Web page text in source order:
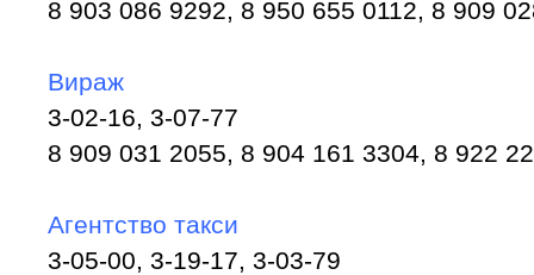
8 903 086 9292, 8 950 655 0112, 8 909
Вираж
3-02-16, 3-07-77
8 909 031 2055, 8 904 161 3304, 8 922
Агентство такси
3-05-00, 3-19-17, 3-03-79